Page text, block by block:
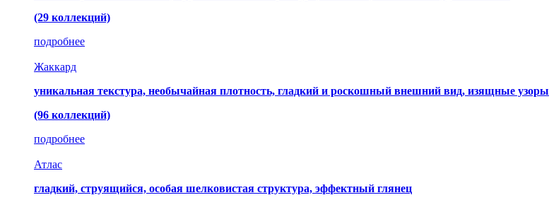
(29 коллекций)
подробнее
Жаккард
уникальная текстура, необычайная плотность, гладкий и роскошный внешний вид, изящные узоры
(96 коллекций)
подробнее
Атлас
гладкий, струящийся, особая шелковистая структура, эффектный глянец